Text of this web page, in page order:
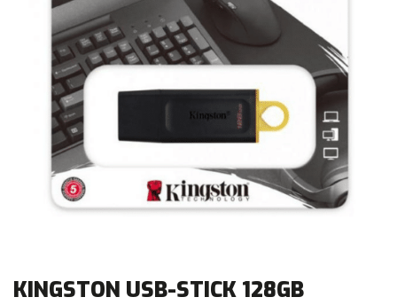
KINGSTON USB-STICK 128GB